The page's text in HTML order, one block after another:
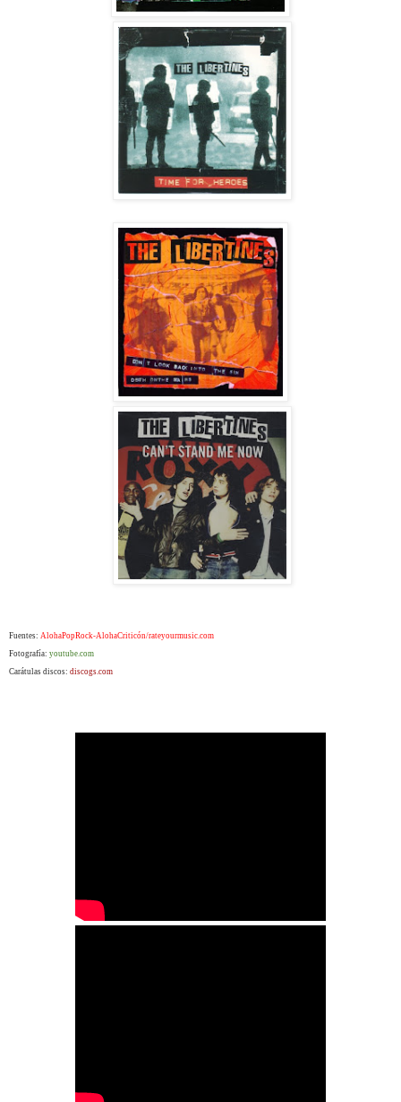
Fuentes: AlohaPopRock-AlohaCriticón/rateyourmusic.com
Fotografía: youtube.com
Carátulas discos: discogs.com